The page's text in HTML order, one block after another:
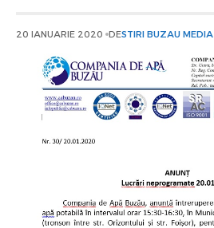
20 IANUARIE 2020 DESTIRI BUZAU MEDIA